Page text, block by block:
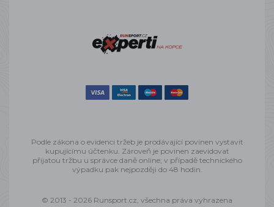
Podle zákona o evidenci tržeb je prodávající povinen vystavit
kupujícímu účtenku. Zároveň je povinen zaevidovat
přijatou tržbu u správce daně online; v případě technického
výpadku pak nejpozději do 48 hodin.
© 2013 - 2026 Runsport.cz, všechna práva vyhrazena